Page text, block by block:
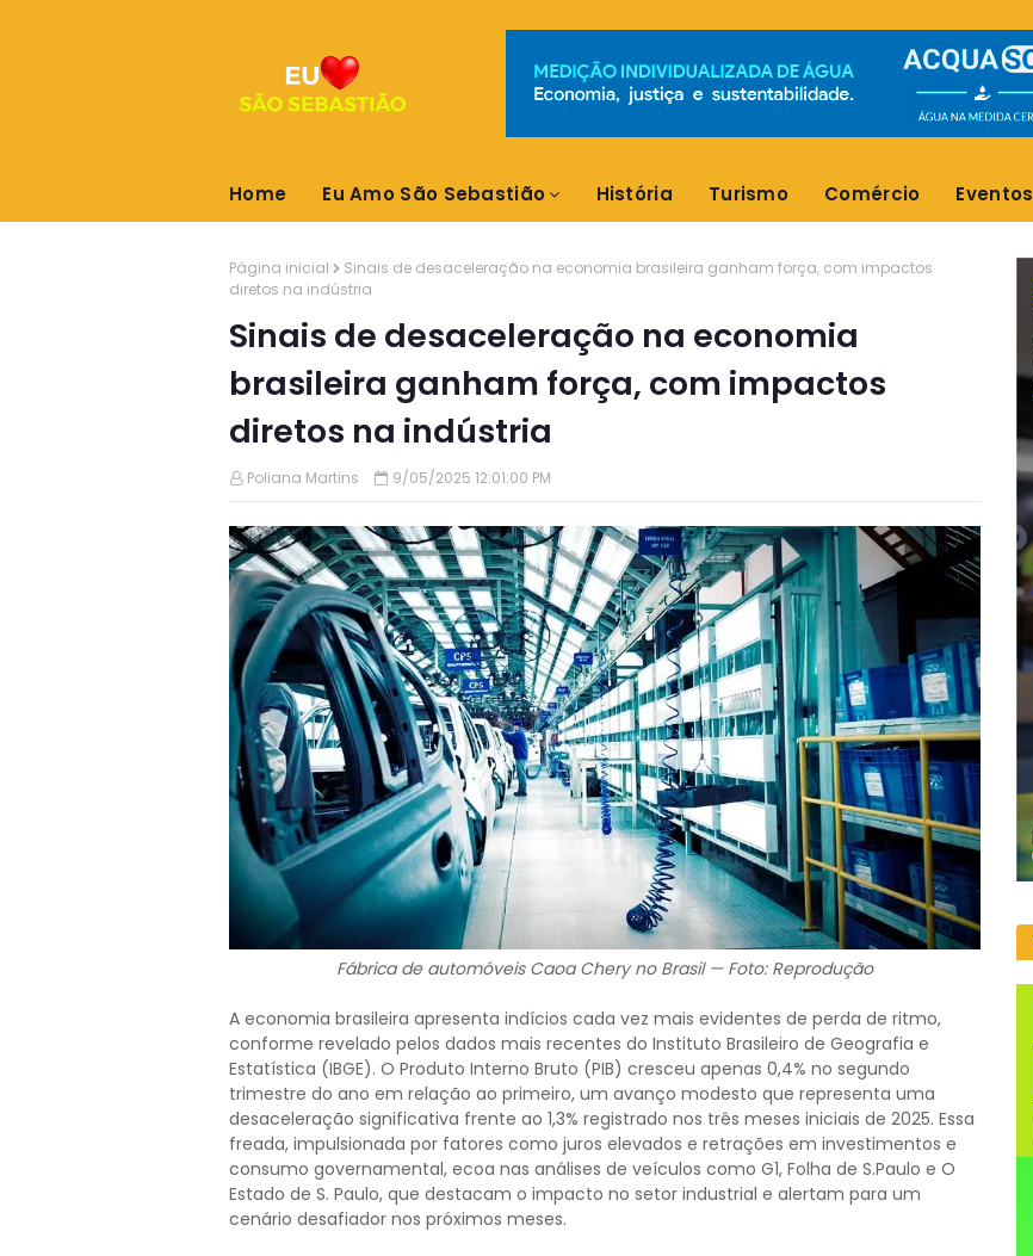
Home Eu Amo São Sebastião História Turismo Comércio Eventos
Página inicial
Sinais de desaceleração na economia brasileira ganham força, com impactos
diretos na indústria
Sinais de desaceleração na economia
brasileira ganham força, com impactos
diretos na indústria
Poliana Martins 9/05/2025 12:01:00 PM
Fábrica de automóveis Caoa Chery no Brasil — Foto: Reprodução
A economia brasileira apresenta indícios cada vez mais evidentes de perda de ritmo,
conforme revelado pelos dados mais recentes do Instituto Brasileiro de Geografia e
Estatística (IBGE). O Produto Interno Bruto (PIB) cresceu apenas 0,4% no segundo
trimestre do ano em relação ao primeiro, um avanço modesto que representa uma
desaceleração significativa frente ao 1,3% registrado nos três meses iniciais de 2025. Essa
freada, impulsionada por fatores como juros elevados e retrações em investimentos e
consumo governamental, ecoa nas análises de veículos como G1, Folha de S.Paulo e O
Estado de S. Paulo, que destacam o impacto no setor industrial e alertam para um
cenário desafiador nos próximos meses.